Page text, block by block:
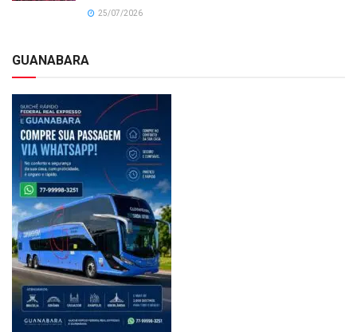
25/07/2026
GUANABARA